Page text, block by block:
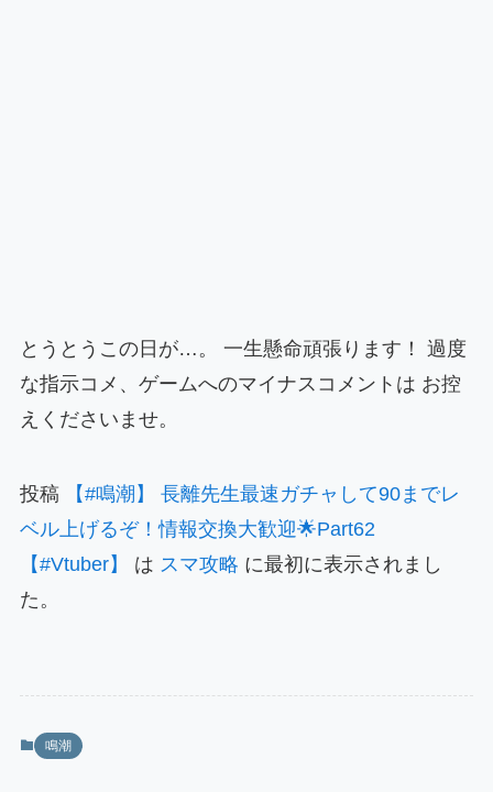
とうとうこの日が…。 一生懸命頑張ります！ 過度
な指示コメ、ゲームへのマイナスコメントは お控
えくださいませ。
投稿
【#鳴潮】 長離先生最速ガチャして90までレ
ベル上げるぞ！情報交換大歓迎🌟Part62
【#Vtuber】
は スマ攻略 に最初に表示されまし
た。
鳴潮